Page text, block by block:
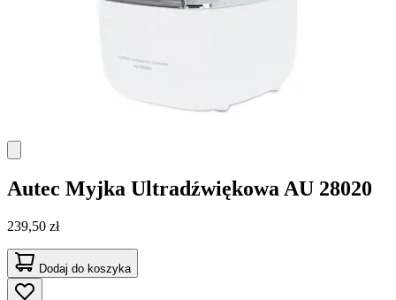
Autec Myjka Ultradźwiękowa AU 28020
239,50 zł
Dodaj do koszyka